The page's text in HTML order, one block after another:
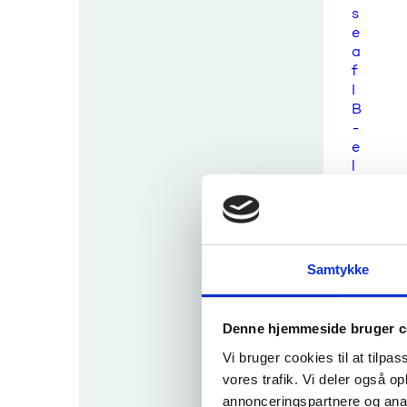
Samtykke
Denne hjemmeside bruger
Vi bruger cookies til at
vores trafik. Vi deler også
annonceringspartnere og
s
e
a
f
I
B
-
e
l
r
S
p
r
s
m